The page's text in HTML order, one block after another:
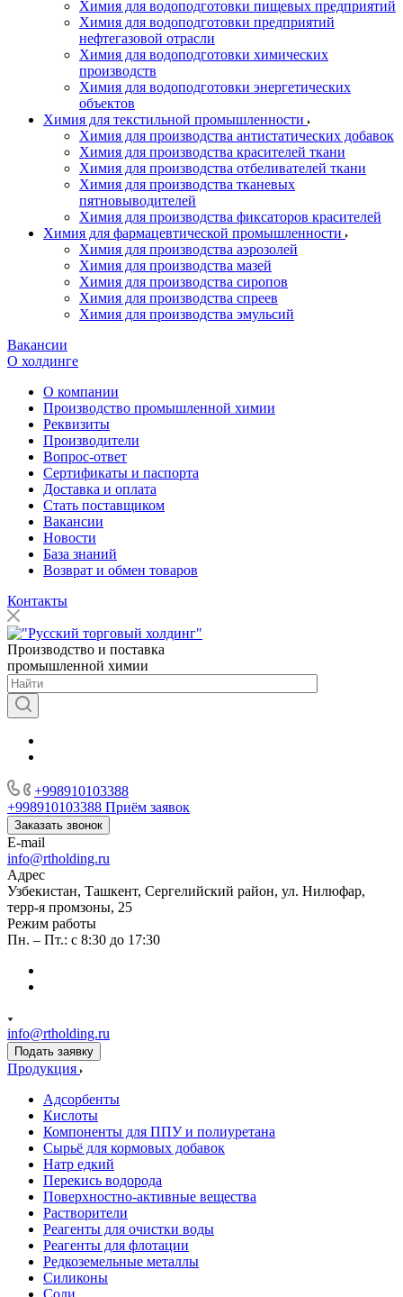
Химия для водоподготовки пищевых предприятий
Химия для водоподготовки предприятий
нефтегазовой отрасли
Химия для водоподготовки химических
производств
Химия для водоподготовки энергетических
объектов
Химия для текстильной промышленности
Химия для производства антистатических добавок
Химия для производства красителей ткани
Химия для производства отбеливателей ткани
Химия для производства тканевых
пятновыводителей
Химия для производства фиксаторов красителей
Химия для фармацевтической промышленности
Химия для производства аэрозолей
Химия для производства мазей
Химия для производства сиропов
Химия для производства спреев
Химия для производства эмульсий
Вакансии
О холдинге
О компании
Производство промышленной химии
Реквизиты
Производители
Вопрос-ответ
Сертификаты и паспорта
Доставка и оплата
Стать поставщиком
Вакансии
Новости
База знаний
Возврат и обмен товаров
Контакты
Производство и поставка
промышленной химии
+998910103388
+998910103388 Приём заявок
Заказать звонок
E-mail
info@rtholding.ru
Адрес
Узбекистан, Ташкент, Сергелийский район, ул. Нилюфар,
терр-я промзоны, 25
Режим работы
Пн. – Пт.: с 8:30 до 17:30
info@rtholding.ru
Подать заявку
Продукция
Адсорбенты
Кислоты
Компоненты для ППУ и полиуретана
Сырьё для кормовых добавок
Натр едкий
Перекись водорода
Поверхностно-активные вещества
Растворители
Реагенты для очистки воды
Реагенты для флотации
Редкоземельные металлы
Силиконы
Соли